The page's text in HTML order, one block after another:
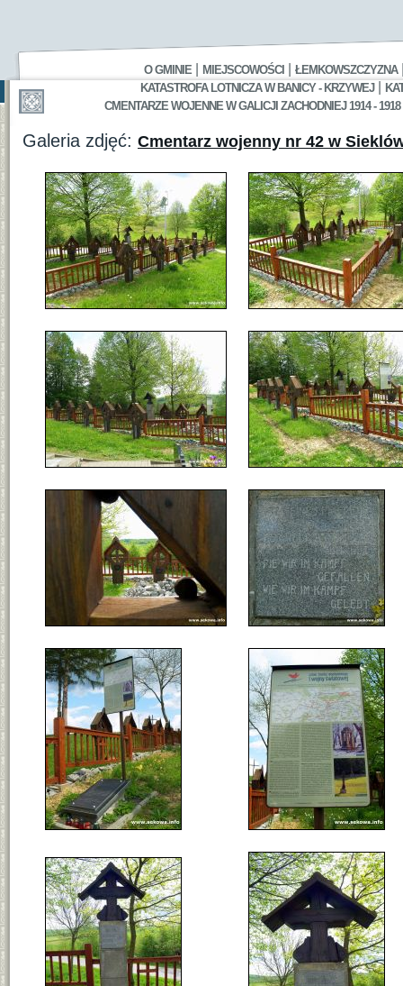
O GMINIE MIEJSCOWOŚCI ŁEMKOWSZCZYZNA
KATASTROFA LOTNICZA W BANICY - KRZYWEJ|
CMENTARZE WOJENNE W GALICJI ZACHODNIEJ 1914 - 1918
Galeria zdjęć: Cmentarz wojenny nr 42 w